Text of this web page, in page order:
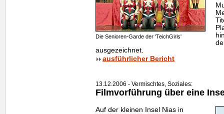
Die Senioren-Garde der 'TeichGirls'
ausgezeichnet.
ausführlicher Bericht
13.12.2006 - Vermischtes, Soziales:
Filmvorführung über eine
Auf der kleinen Insel Nias in